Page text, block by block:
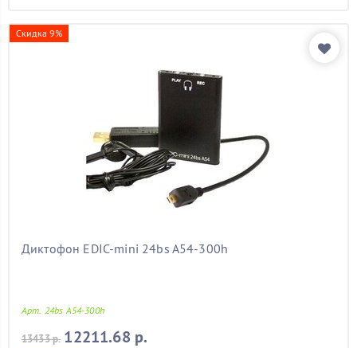
Скидка 9%
Диктофон EDIC-mini 24bs A54-300h
Арт. 24bs A54-300h
13433 р. 12211.68 р.